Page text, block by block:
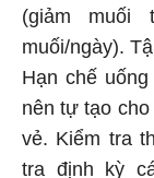
(giảm muối
muối/ngày).
Hạn chế
nên tự tạo
vẻ. Kiểm tra
tra định kỳ